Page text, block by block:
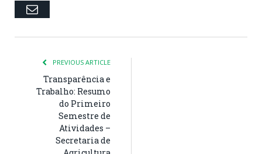
Email
PREVIOUS ARTICLE
Transparência e
Trabalho: Resumo
do Primeiro
Semestre de
Atividades –
Secretaria de